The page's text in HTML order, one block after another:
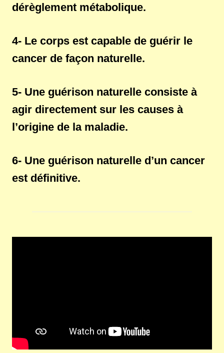
dérèglement métabolique.
4- Le corps est capable de guérir le
cancer de façon naturelle.
5- Une guérison naturelle consiste à
agir directement sur les causes à
l’origine de la maladie.
6- Une guérison naturelle d’un cancer
est définitive.